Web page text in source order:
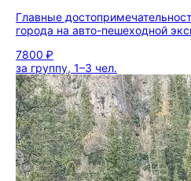
Главные
города на авто-пешеходной
7800 ₽
за группу, 1–3 чел.